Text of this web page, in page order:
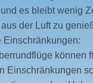
es bleibt wenig
der Luft zu
Einschränkungen:
können
Einschränkungen